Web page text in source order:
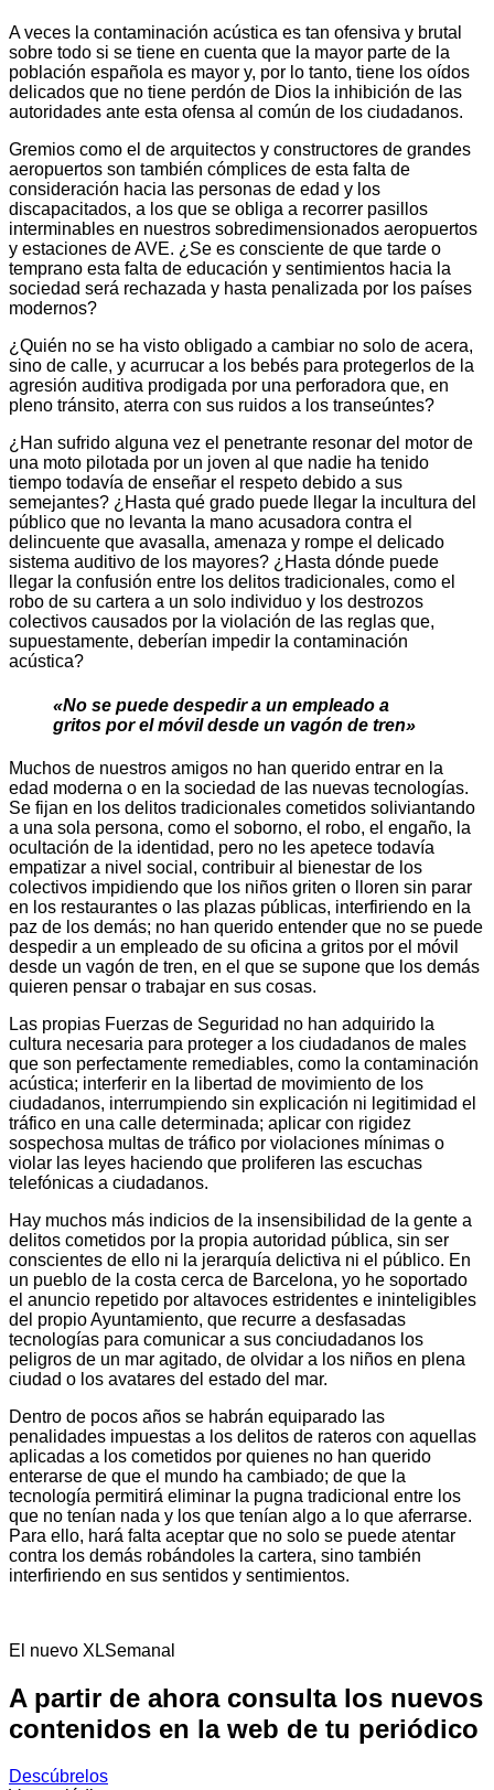
A veces la contaminación acústica es tan ofensiva y brutal
sobre todo si se tiene en cuenta que la mayor parte de la
población española es mayor y, por lo tanto, tiene los oídos
delicados que no tiene perdón de Dios la inhibición de las
autoridades ante esta ofensa al común de los ciudadanos.
Gremios como el de arquitectos y constructores de grandes
aeropuertos son también cómplices de esta falta de
consideración hacia las personas de edad y los
discapacitados, a los que se obliga a recorrer pasillos
interminables en nuestros sobredimensionados aeropuertos
y estaciones de AVE. ¿Se es consciente de que tarde o
temprano esta falta de educación y sentimientos hacia la
sociedad será rechazada y hasta penalizada por los países
modernos?
¿Quién no se ha visto obligado a cambiar no solo de acera,
sino de calle, y acurrucar a los bebés para protegerlos de la
agresión auditiva prodigada por una perforadora que, en
pleno tránsito, aterra con sus ruidos a los transeúntes?
¿Han sufrido alguna vez el penetrante resonar del motor de
una moto pilotada por un joven al que nadie ha tenido
tiempo todavía de enseñar el respeto debido a sus
semejantes? ¿Hasta qué grado puede llegar la incultura del
público que no levanta la mano acusadora contra el
delincuente que avasalla, amenaza y rompe el delicado
sistema auditivo de los mayores? ¿Hasta dónde puede
llegar la confusión entre los delitos tradicionales, como el
robo de su cartera a un solo individuo y los destrozos
colectivos causados por la violación de las reglas que,
supuestamente, deberían impedir la contaminación
acústica?
«No se puede despedir a un empleado a
gritos por el móvil desde un vagón de tren»
Muchos de nuestros amigos no han querido entrar en la
edad moderna o en la sociedad de las nuevas tecnologías.
Se fijan en los delitos tradicionales cometidos soliviantando
a una sola persona, como el soborno, el robo, el engaño, la
ocultación de la identidad, pero no les apetece todavía
empatizar a nivel social, contribuir al bienestar de los
colectivos impidiendo que los niños griten o lloren sin parar
en los restaurantes o las plazas públicas, interfiriendo en la
paz de los demás; no han querido entender que no se puede
despedir a un empleado de su oficina a gritos por el móvil
desde un vagón de tren, en el que se supone que los demás
quieren pensar o trabajar en sus cosas.
Las propias Fuerzas de Seguridad no han adquirido la
cultura necesaria para proteger a los ciudadanos de males
que son perfectamente remediables, como la contaminación
acústica; interferir en la libertad de movimiento de los
ciudadanos, interrumpiendo sin explicación ni legitimidad el
tráfico en una calle determinada; aplicar con rigidez
sospechosa multas de tráfico por violaciones mínimas o
violar las leyes haciendo que proliferen las escuchas
telefónicas a ciudadanos.
Hay muchos más indicios de la insensibilidad de la gente a
delitos cometidos por la propia autoridad pública, sin ser
conscientes de ello ni la jerarquía delictiva ni el público. En
un pueblo de la costa cerca de Barcelona, yo he soportado
el anuncio repetido por altavoces estridentes e ininteligibles
del propio Ayuntamiento, que recurre a desfasadas
tecnologías para comunicar a sus conciudadanos los
peligros de un mar agitado, de olvidar a los niños en plena
ciudad o los avatares del estado del mar.
Dentro de pocos años se habrán equiparado las
penalidades impuestas a los delitos de rateros con aquellas
aplicadas a los cometidos por quienes no han querido
enterarse de que el mundo ha cambiado; de que la
tecnología permitirá eliminar la pugna tradicional entre los
que no tenían nada y los que tenían algo a lo que aferrarse.
Para ello, hará falta aceptar que no solo se puede atentar
contra los demás robándoles la cartera, sino también
interfiriendo en sus sentidos y sentimientos.
El nuevo XLSemanal
A partir de ahora consulta los nuevos
contenidos en la web de tu periódico
Descúbrelos